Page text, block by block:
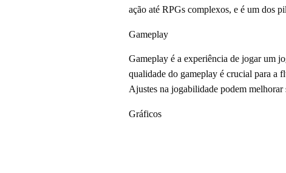
ação até RPGs complexos, e é um dos
Gameplay
Gameplay é a experiência de jogar um
qualidade do gameplay é crucial para a
Ajustes na jogabilidade podem
Gráficos